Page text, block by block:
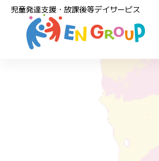
児童発達支援・放課後等デイサービス